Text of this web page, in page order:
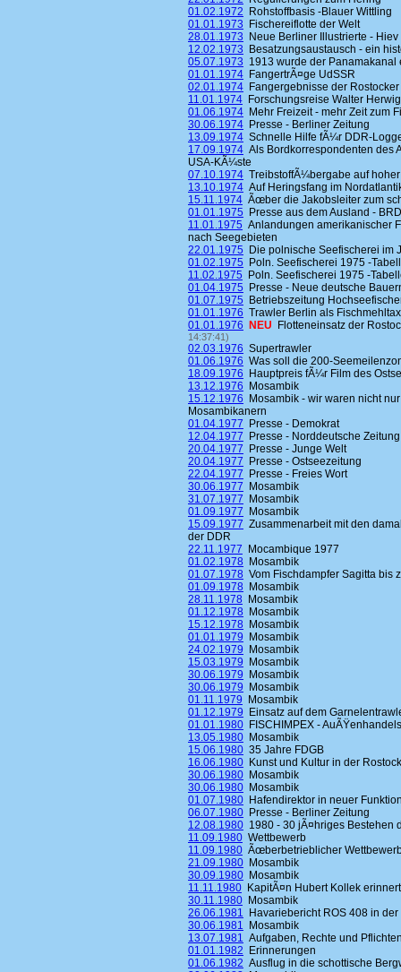
01.02.1972 Rohstoffbasis -Blauer Wittling
01.01.1973 Fischereiflotte der Welt
28.01.1973 Neue Berliner Illustrierte - Hiev
12.02.1973 Besatzungsaustausch - ein
05.07.1973 1913 wurde der Panamakanal
01.01.1974 FangertrÃ¤ge UdSSR
02.01.1974 Fangergebnisse der
11.01.1974 Forschungsreise Walter
01.06.1974 Mehr Freizeit - mehr Zeit zum
30.06.1974 Presse - Berliner Zeitung
13.09.1974 Schnelle Hilfe fÃ¼r DDR-
17.09.1974 Als Bordkorrespondenten des
USA-KÃ¼ste
07.10.1974 TreibstoffÃ¼bergabe auf
13.10.1974 Auf Heringsfang im
15.11.1974 Ãœber die Jakobsleiter zum
01.01.1975 Presse aus dem Ausland - BRD
11.01.1975 Anlandungen amerikanischer
nach Seegebieten
22.01.1975 Die polnische Seefischerei im
01.02.1975 Poln. Seefischerei 1975 -
11.02.1975 Poln. Seefischerei 1975 -
01.04.1975 Presse - Neue deutsche
01.07.1975 Betriebszeitung
01.01.1976 Trawler Berlin als
01.01.1976
NEU Flotteneinsatz der
14:37:41)
02.03.1976 Supertrawler
01.06.1976 Was soll die 200-
18.09.1976 Hauptpreis fÃ¼r Film des
13.12.1976 Mosambik
15.12.1976 Mosambik - wir waren nicht
Mosambikanern
01.04.1977 Presse - Demokrat
12.04.1977 Presse - Norddeutsche Zeitung
20.04.1977 Presse - Junge Welt
20.04.1977 Presse - Ostseezeitung
22.04.1977 Presse - Freies Wort
30.06.1977 Mosambik
31.07.1977 Mosambik
01.09.1977 Mosambik
15.09.1977 Zusammenarbeit mit den
der DDR
22.11.1977 Mocambique 1977
01.02.1978 Mosambik
01.07.1978 Vom Fischdampfer Sagitta bis
01.09.1978 Mosambik
28.11.1978 Mosambik
01.12.1978 Mosambik
15.12.1978 Mosambik
01.01.1979 Mosambik
24.02.1979 Mosambik
15.03.1979 Mosambik
30.06.1979 Mosambik
30.06.1979 Mosambik
01.11.1979 Mosambik
01.12.1979 Einsatz auf dem
01.01.1980 FISCHIMPEX -
13.05.1980 Mosambik
15.06.1980 35 Jahre FDGB
16.06.1980 Kunst und Kultur in der
30.06.1980 Mosambik
30.06.1980 Mosambik
01.07.1980 Hafendirektor in neuer
06.07.1980 Presse - Berliner Zeitung
12.08.1980 1980 - 30 jÃ¤hriges Bestehen
11.09.1980 Wettbewerb
11.09.1980 Ãœberbetrieblicher
21.09.1980 Mosambik
30.09.1980 Mosambik
11.11.1980 KapitÃ¤n Hubert Kollek
30.11.1980 Mosambik
26.06.1981 Havariebericht ROS 408 in
30.06.1981 Mosambik
13.07.1981 Aufgaben, Rechte und
01.01.1982 Erinnerungen
01.06.1982 Ausflug in die schottische